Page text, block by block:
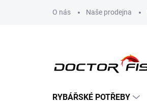
O nás Naše prodejna
RYBÁŘSKÉ POTŘEBY